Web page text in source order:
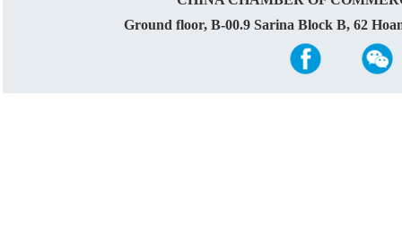
Ground floor, B-00.9 Sarina Block B, 62